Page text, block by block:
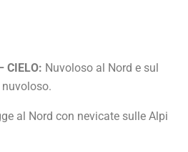
CIELO: Nuvoloso al Nord e sul
al Nord con nevicate sulle Alpi